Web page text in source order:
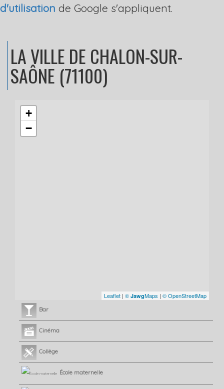
d'utilisation de Google s'appliquent.
LA VILLE DE CHALON-SUR-
SAÔNE (71100)
+
−
Leaflet | © JawgMaps | © OpenStreetMap
Bar
Cinéma
Collège
École maternelle